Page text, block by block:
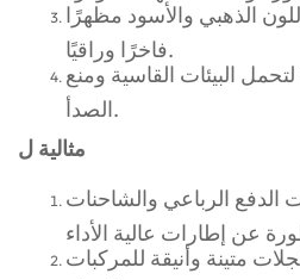
الذهبي والأسود مظهرًا
البيئات القاسية ومنع
مثالية ل
الرباعي والشاحنات
متينة وأنيقة للمركبات